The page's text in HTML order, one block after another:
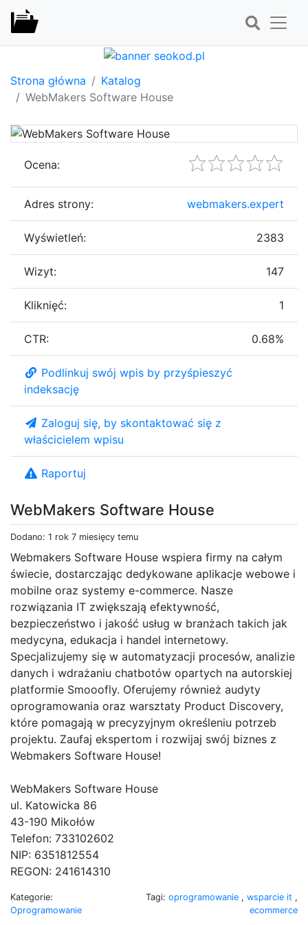
Strona główna
Katalog
WebMakers Software House
WebMakers Software House
Dodano: 1 rok 7 miesięcy temu
Webmakers Software House wspiera firmy na całym
świecie, dostarczając dedykowane aplikacje webowe i
mobilne oraz systemy e-commerce. Nasze
rozwiązania IT zwiększają efektywność,
bezpieczeństwo i jakość usług w branżach takich jak
medycyna, edukacja i handel internetowy.
Specjalizujemy się w automatyzacji procesów, analizie
danych i wdrażaniu chatbotów opartych na autorskiej
platformie Smooofly. Oferujemy również audyty
oprogramowania oraz warsztaty Product Discovery,
które pomagają w precyzyjnym określeniu potrzeb
projektu. Zaufaj ekspertom i rozwijaj swój biznes z
Webmakers Software House!
WebMakers Software House
ul. Katowicka 86
43-190 Mikołów
Telefon: 733102602
NIP: 6351812554
REGON: 241614310
Kategorie:
Oprogramowanie
Tagi: oprogramowanie , wsparcie it ,
ecommerce
Ocena:
Adres strony: webmakers.expert
Wyświetleń: 2383
Wizyt: 147
Kliknięć: 1
CTR: 0.68%
Podlinkuj swój wpis by przyśpieszyć
indeksację
Zaloguj się, by skontaktować się z
właścicielem wpisu
Raportuj